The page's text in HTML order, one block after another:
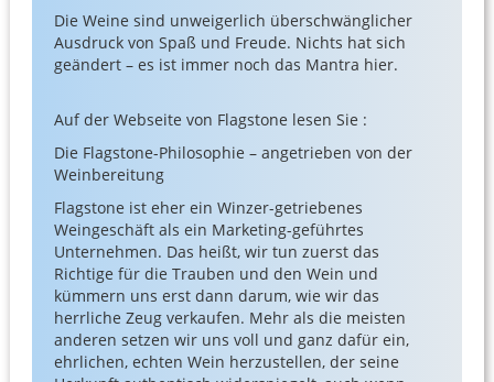
Die Weine sind unweigerlich überschwänglicher
Ausdruck von Spaß und Freude. Nichts hat sich
geändert – es ist immer noch das Mantra hier.
Auf der Webseite von Flagstone lesen Sie :
Die Flagstone-Philosophie – angetrieben von der
Weinbereitung
Flagstone ist eher ein Winzer-getriebenes
Weingeschäft als ein Marketing-geführtes
Unternehmen. Das heißt, wir tun zuerst das
Richtige für die Trauben und den Wein und
kümmern uns erst dann darum, wie wir das
herrliche Zeug verkaufen. Mehr als die meisten
anderen setzen wir uns voll und ganz dafür ein,
ehrlichen, echten Wein herzustellen, der seine